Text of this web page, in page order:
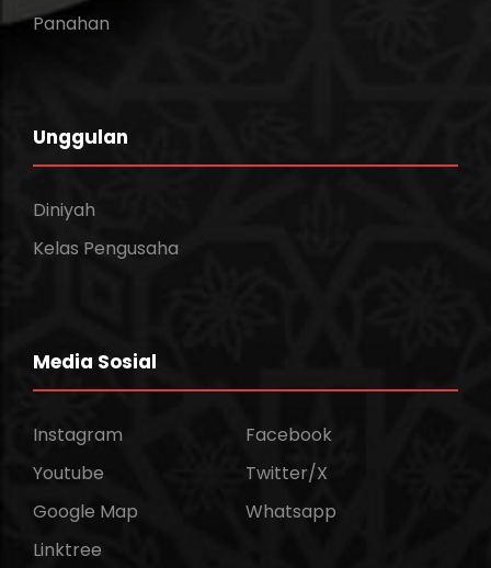
Panahan
Unggulan
Diniyah
Kelas Pengusaha
Media Sosial
Instagram
Facebook
Youtube
Twitter/X
Google Map
Whatsapp
Linktree